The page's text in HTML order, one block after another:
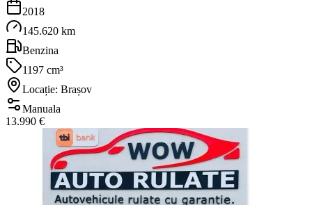
2018
145.620 km
Benzina
1197 cm³
Locație: Brașov
Manuala
13.990 €